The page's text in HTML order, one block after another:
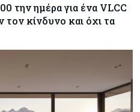
την ημέρα για ένα VLCC
κίνδυνο και όχι τα